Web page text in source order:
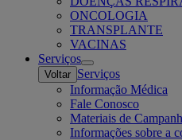
ONCOLOGIA
TRANSPLANTE
VACINAS
Serviços
Open
submenu
Voltar Serviços
Informação Médica
Fale Conosco
Materiais de
Informações sobre a